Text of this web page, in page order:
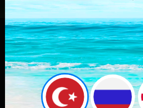
Leave
and discuss
news